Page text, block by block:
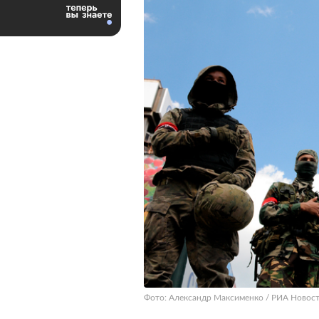
Фото: Александр Максименко / РИА